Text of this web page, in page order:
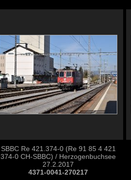
SBBC Re 421.374-0 (Re 91 85 4 421
374-0 CH-SBBC) / Herzogenbuchsee
27.2.2017
4371-0041-270217